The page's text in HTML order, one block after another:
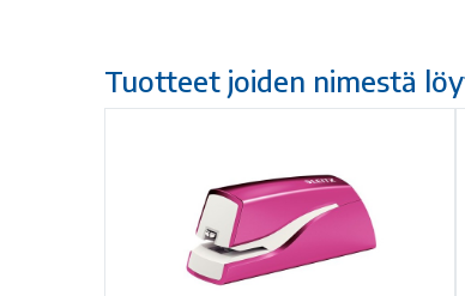
Tuotteet joiden nimestä